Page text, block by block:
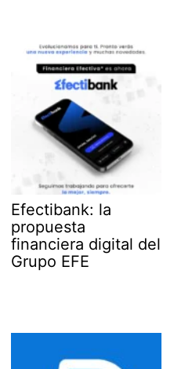
Efectibank: la
propuesta
financiera digital del
Grupo EFE